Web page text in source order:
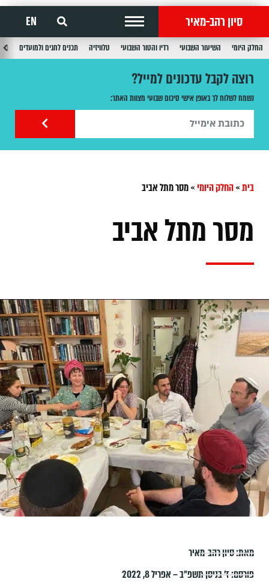
סיון רהב-מאיר EN
החלק היומי השיעור השבועי רדיו והטור השבועי טלוויזיה תכנים לחגים ולמועדים
רוצה לקבל עדכונים למייל?
נשמח לשלוח לך באופן אישי סיכום שבועי מצוות האתר:
בית»החלק היומי»מסר מתל אביב
מסר מתל אביב
מאת:סיון רהב-מאיר
פורסם:ז׳ בניסן תשפ״ב – אפריל 8, 2022